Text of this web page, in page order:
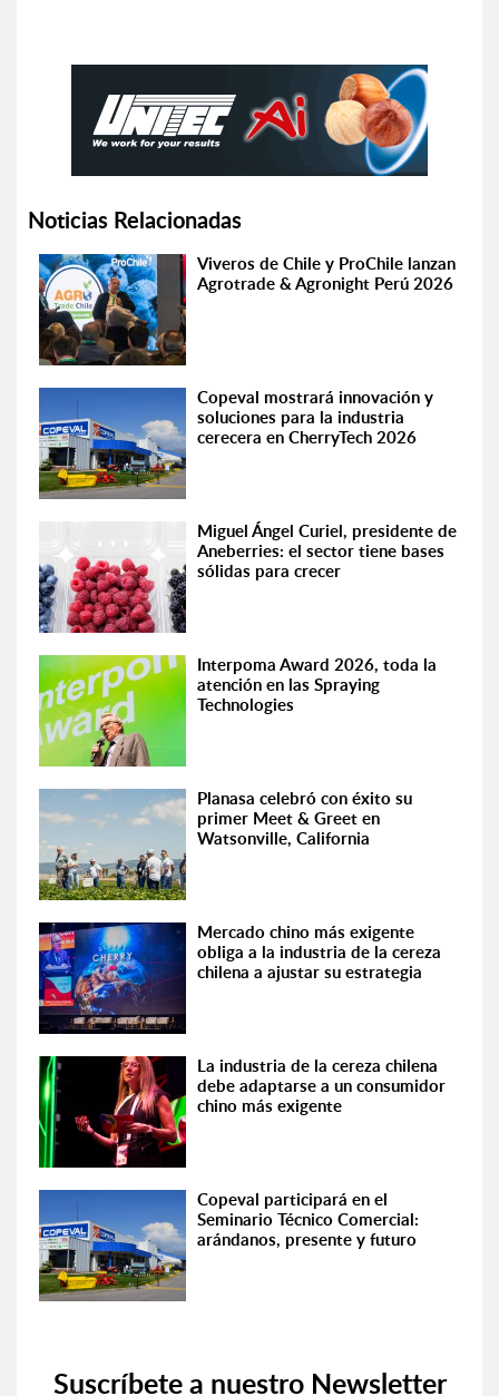
Noticias Relacionadas
Viveros de Chile y ProChile lanzan
Agrotrade & Agronight Perú 2026
Copeval mostrará innovación y
soluciones para la industria
cerecera en CherryTech 2026
Miguel Ángel Curiel, presidente de
Aneberries: el sector tiene bases
sólidas para crecer
Interpoma Award 2026, toda la
atención en las Spraying
Technologies
Planasa celebró con éxito su
primer Meet & Greet en
Watsonville, California
Mercado chino más exigente
obliga a la industria de la cereza
chilena a ajustar su estrategia
La industria de la cereza chilena
debe adaptarse a un consumidor
chino más exigente
Copeval participará en el
Seminario Técnico Comercial:
arándanos, presente y futuro
Suscríbete a nuestro Newsletter